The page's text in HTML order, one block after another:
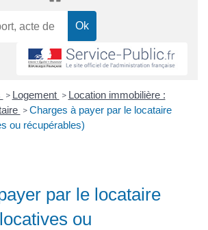
> Logement > Location immobilière :
> Charges à payer par le locataire
ou récupérables)
par le locataire
ou